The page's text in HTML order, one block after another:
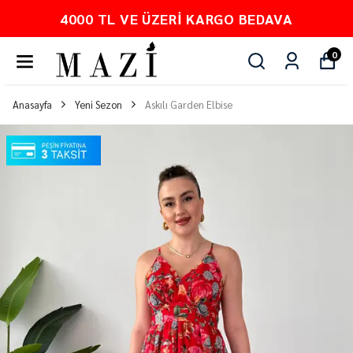
ÜZERI KARGO BEDAVA
0
Anasayfa Yeni Sezon Askılı Garden Elbise